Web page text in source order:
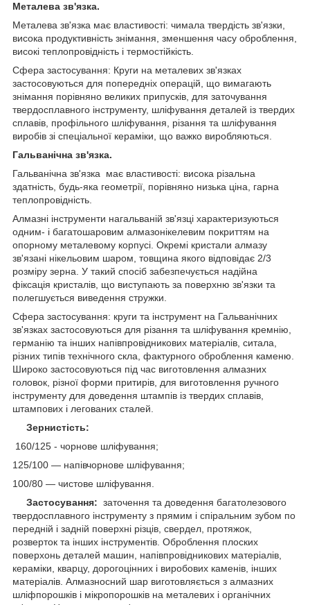
Металева зв'язка.
Металева зв'язка має властивості: чимала твердість зв'язки,
висока продуктивність знімання, зменшення часу оброблення,
високі теплопровідність і термостійкість.
Сфера застосування: Круги на металевих зв'язках
застосовуються для попередніх операцій, що вимагають
знімання порівняно великих припусків, для заточування
твердосплавного інструменту, шліфування деталей із твердих
сплавів, профільного шліфування, різання та шліфування
виробів зі спеціальної кераміки, що важко виробляються.
Гальванічна зв'язка.
Гальванічна зв'язка має властивості: висока різальна
здатність, будь-яка геометрії, порівняно низька ціна, гарна
теплопровідність.
Алмазні інструменти нагальваній зв'язці характеризуються
одним- і багатошаровим алмазонікелевим покриттям на
опорному металевому корпусі. Окремі кристали алмазу
зв'язані нікельовим шаром, товщина якого відповідає 2/3
розміру зерна. У такий спосіб забезпечується надійна
фіксація кристалів, що виступають за поверхню зв'язки та
полегшується виведення стружки.
Сфера застосування: круги та інструмент на Гальванічних
зв'язках застосовуються для різання та шліфування кремнію,
германію та інших напівпровідникових матеріалів, ситала,
різних типів технічного скла, фактурного оброблення каменю.
Широко застосовуються під час виготовлення алмазних
головок, різної форми притирів, для виготовлення ручного
інструменту для доведення штампів із твердих сплавів,
штампових і легованих сталей.
Зернистість:
160/125 - чорнове шліфування;
125/100 — напівчорнове шліфування;
100/80 — чистове шліфування.
Застосування: заточення та доведення багатолезового
твердосплавного інструменту з прямим і спіральним зубом по
передній і задній поверхні різців, свердел, протяжок,
розверток та інших інструментів. Оброблення плоских
поверхонь деталей машин, напівпровідникових матеріалів,
кераміки, кварцу, дорогоцінних і виробових каменів, інших
матеріалів. Алмазносний шар виготовляється з алмазних
шліфпорошків і мікропорошків на металевих і органічних